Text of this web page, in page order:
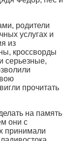
родители
услугах и
из
кроссворды
серьезные,
прочитать
на память
они с
принимали